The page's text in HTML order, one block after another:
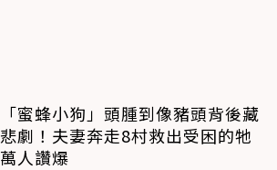
「蜜蜂小狗」頭腫到像豬頭背後藏
悲劇！夫妻奔走8村救出受困的牠
萬人讚爆